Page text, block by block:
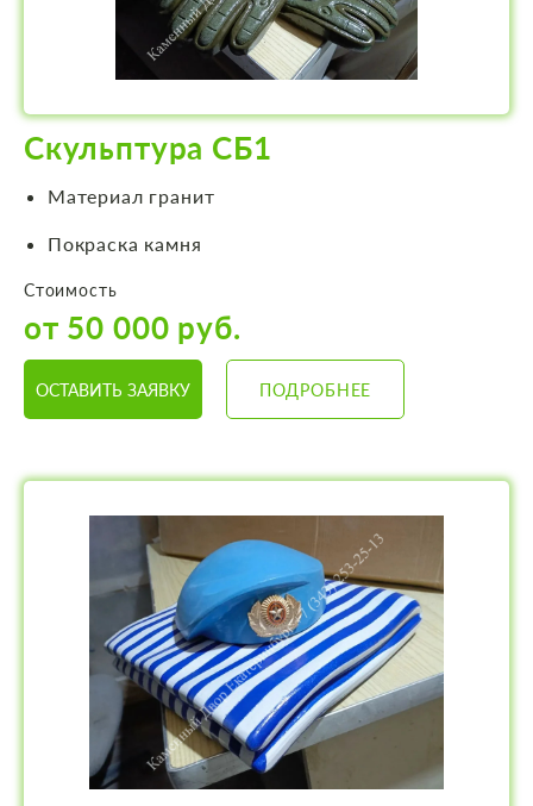
Скульптура СБ1
Материал гранит
Покраска камня
Стоимость
от 50 000 руб.
ОСТАВИТЬ ЗАЯВКУ ПОДРОБНЕЕ